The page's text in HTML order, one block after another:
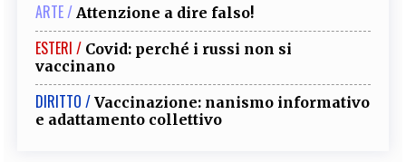
ARTE / Attenzione a dire falso!
ESTERI / Covid: perché i russi non si
vaccinano
DIRITTO / Vaccinazione: nanismo informativo
e adattamento collettivo